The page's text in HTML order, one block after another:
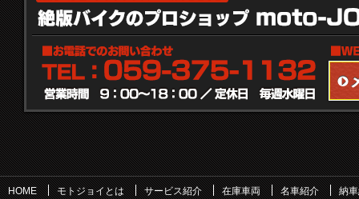
HOME モトジョイとは サービス紹介 在庫車両 名車紹介 納